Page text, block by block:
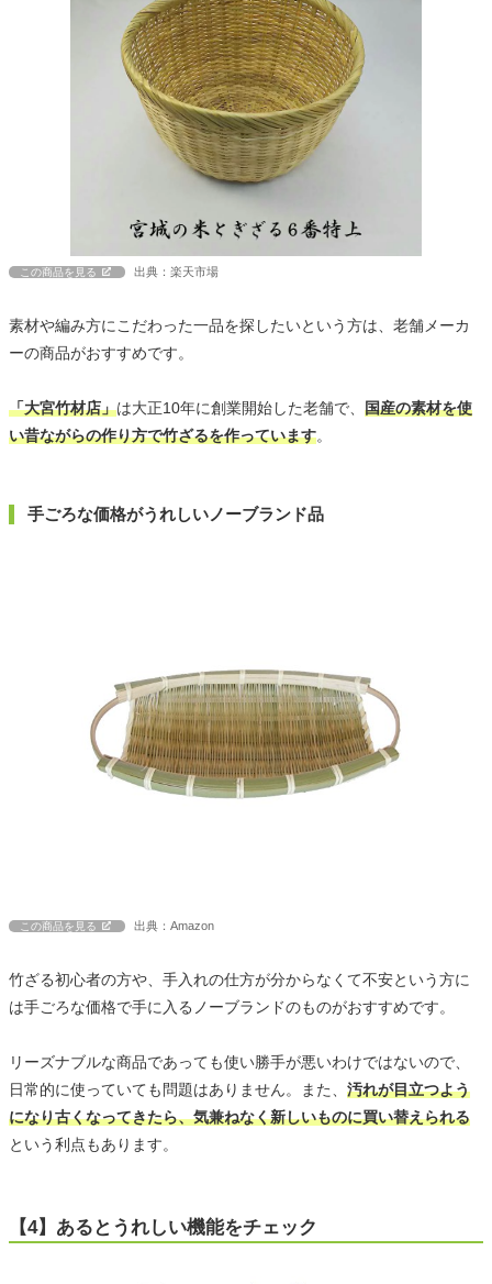
この商品を見る 出典：楽天市場
素材や編み方にこだわった一品を探したいという方は、老舗メーカ
ーの商品がおすすめです。
「大宮竹材店」は大正10年に創業開始した老舗で、 国産の素材を使
い昔ながらの作り方で竹ざるを作っています。
手ごろな価格がうれしいノーブランド品
この商品を見る 出典：Amazon
竹ざる初心者の方や、手入れの仕方が分からなくて不安という方に
は手ごろな価格で手に入るノーブランドのものがおすすめです。
リーズナブルな商品であっても使い勝手が悪いわけではないので、
日常的に使っていても問題はありません。また、 汚れが目立つよう
になり古くなってきたら、気兼ねなく新しいものに買い替えられる
という利点もあります。
【4】あるとうれしい機能をチェック